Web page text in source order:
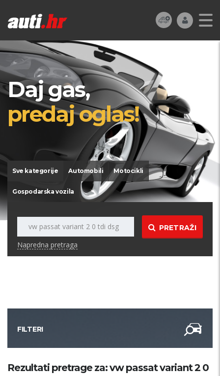
Daj gas,
predaj oglas!
Sve kategorije Automobili Motocikli
Gospodarska vozila
PRETRAŽI
Napredna pretraga
FILTERI
Kategorija
Rezultati pretrage za: vw passat variant 2 0